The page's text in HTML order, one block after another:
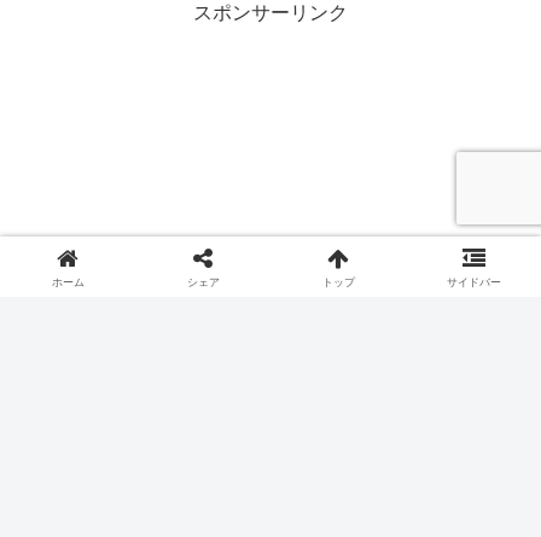
スポンサーリンク
ホーム シェア トップ サイドバー